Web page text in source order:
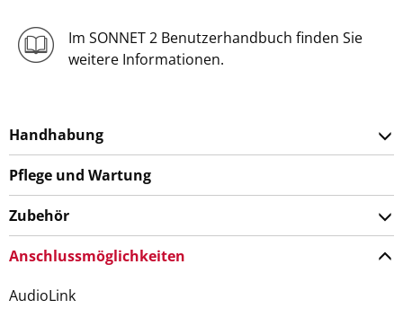
Im SONNET 2 Benutzerhandbuch finden Sie
weitere Informationen.
Handhabung
Pflege und Wartung
Zubehör
Anschlussmöglichkeiten
AudioLink